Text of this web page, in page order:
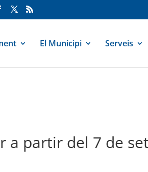
El Municipi Serveis
a partir del 7 de